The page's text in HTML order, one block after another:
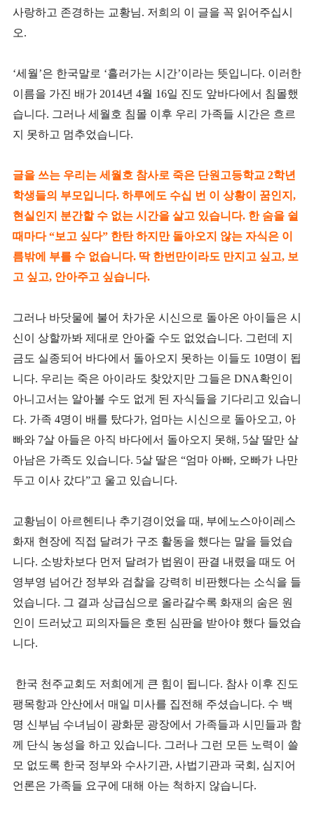
사랑하고 존경하는 교황님. 저희의 이 글을 꼭 읽어주십시
오.
‘세월’은 한국말로 ‘흘러가는 시간’이라는 뜻입니다. 이러한
이름을 가진 배가 2014년 4월 16일 진도 앞바다에서 침몰했
습니다. 그러나 세월호 침몰 이후 우리 가족들 시간은 흐르
지 못하고 멈추었습니다.
글을 쓰는 우리는 세월호 참사로 죽은 단원고등학교 2학년
학생들의 부모입니다. 하루에도 수십 번 이 상황이 꿈인지,
현실인지 분간할 수 없는 시간을 살고 있습니다. 한 숨을 쉴
때마다 “보고 싶다” 한탄 하지만 돌아오지 않는 자식은 이
름밖에 부를 수 없습니다. 딱 한번만이라도 만지고 싶고, 보
고 싶고, 안아주고 싶습니다.
그러나 바닷물에 불어 차가운 시신으로 돌아온 아이들은 시
신이 상할까봐 제대로 안아줄 수도 없었습니다. 그런데 지
금도 실종되어 바다에서 돌아오지 못하는 이들도 10명이 됩
니다. 우리는 죽은 아이라도 찾았지만 그들은 DNA확인이
아니고서는 알아볼 수도 없게 된 자식들을 기다리고 있습니
다. 가족 4명이 배를 탔다가, 엄마는 시신으로 돌아오고, 아
빠와 7살 아들은 아직 바다에서 돌아오지 못해, 5살 딸만 살
아남은 가족도 있습니다. 5살 딸은 “엄마 아빠, 오빠가 나만
두고 이사 갔다”고 울고 있습니다.
교황님이 아르헨티나 추기경이었을 때, 부에노스아이레스
화재 현장에 직접 달려가 구조 활동을 했다는 말을 들었습
니다. 소방차보다 먼저 달려가 법원이 판결 내렸을 때도 어
영부영 넘어간 정부와 검찰을 강력히 비판했다는 소식을 들
었습니다. 그 결과 상급심으로 올라갈수록 화재의 숨은 원
인이 드러났고 피의자들은 호된 심판을 받아야 했다 들었습
니다.
한국 천주교회도 저희에게 큰 힘이 됩니다. 참사 이후 진도
팽목항과 안산에서 매일 미사를 집전해 주셨습니다. 수 백
명 신부님 수녀님이 광화문 광장에서 가족들과 시민들과 함
께 단식 농성을 하고 있습니다. 그러나 그런 모든 노력이 쓸
모 없도록 한국 정부와 수사기관, 사법기관과 국회, 심지어
언론은 가족들 요구에 대해 아는 척하지 않습니다.